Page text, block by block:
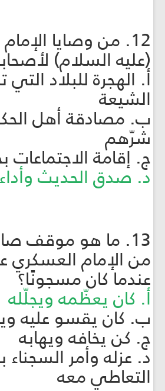
12. من وصايا
(عليه السلام)
أ. الهجرة للبلاد التي
الشيعة
ب. مصادقة أهل
شرّهم
ج. إقامة الاجتماعات
د. صدق الحديث وأداء
13. ما هو موقف
من الإمام العسكري
عندما كان مسجونًا؟
أ. كان يعظّمه ويجلّله
ب. كان يقسو عليه
ج. كن يخافه ويهابه
د. عزله وأمر السجناء
التعاطي معه